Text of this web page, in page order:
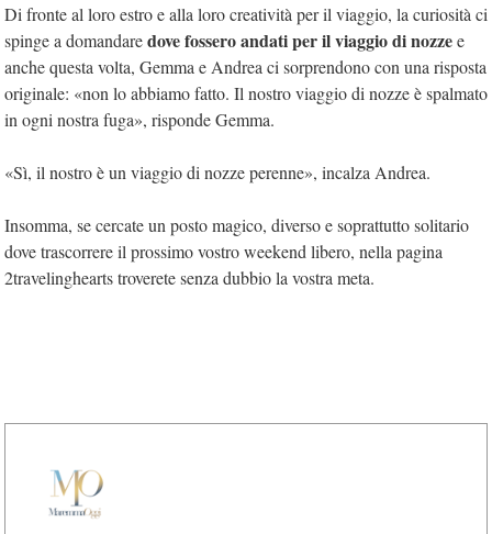
Di fronte al loro estro e alla loro creatività per il viaggio, la curiosità ci
spinge a domandaredove fossero andati per il viaggio di nozzee
anche questa volta, Gemma e Andrea ci sorprendono con una risposta
originale: «non lo abbiamo fatto. Il nostro viaggio di nozze è spalmato
in ogni nostra fuga», risponde Gemma.
«Sì, il nostro è un viaggio di nozze perenne», incalza Andrea.
Insomma, se cercate un posto magico, diverso e soprattutto solitario
dove trascorrere il prossimo vostro weekend libero, nella pagina
2travelinghearts troverete senza dubbio la vostra meta.